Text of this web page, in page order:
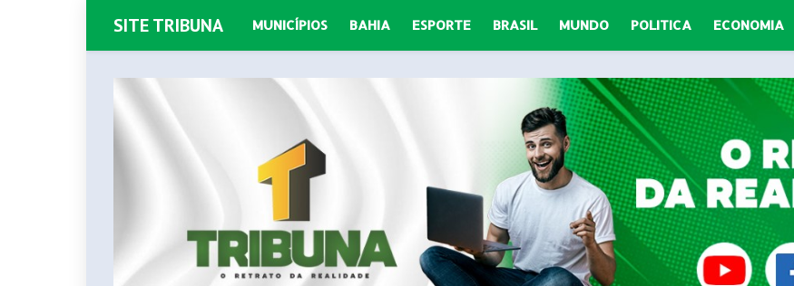
SITE TRIBUNA MUNICÍPIOS BAHIA ESPORTE BRASIL MUNDO POLITICA ECONOMIA